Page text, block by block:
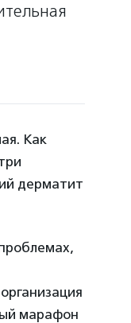
Как
дерматит
марафон